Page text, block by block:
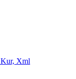
Kur, Xml